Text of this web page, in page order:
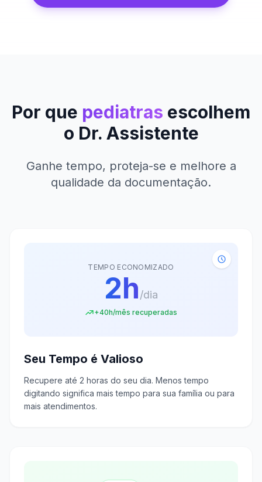
Por que pediatras escolhem
o Dr. Assistente
Ganhe tempo, proteja-se e melhore a
qualidade da documentação.
TEMPO ECONOMIZADO
2h/dia
+40h/mês recuperadas
Seu Tempo é Valioso
Recupere até 2 horas do seu dia. Menos tempo
digitando significa mais tempo para sua família ou para
mais atendimentos.